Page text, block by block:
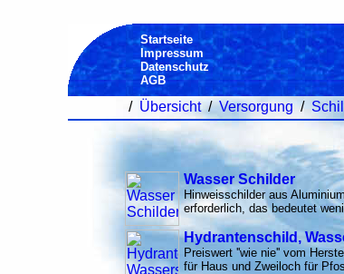
Startseite
Impressum
Datenschutz
AGB
/ Übersicht/Versorgung /
Wasser Schilder
Hinweisschilder aus
erforderlich, das bedeutet
Hydrantenschild,
Preiswert ''wie nie'' vom
für Haus und Zweiloch für